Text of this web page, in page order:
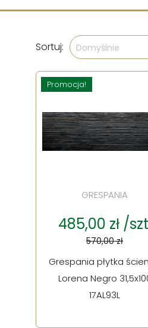
Sortuj: Domyślnie
Promocja!
GRESPANIA
485,00 zł /
570,00 zł
Grespania płytka
Lorena Negro
17AL93L